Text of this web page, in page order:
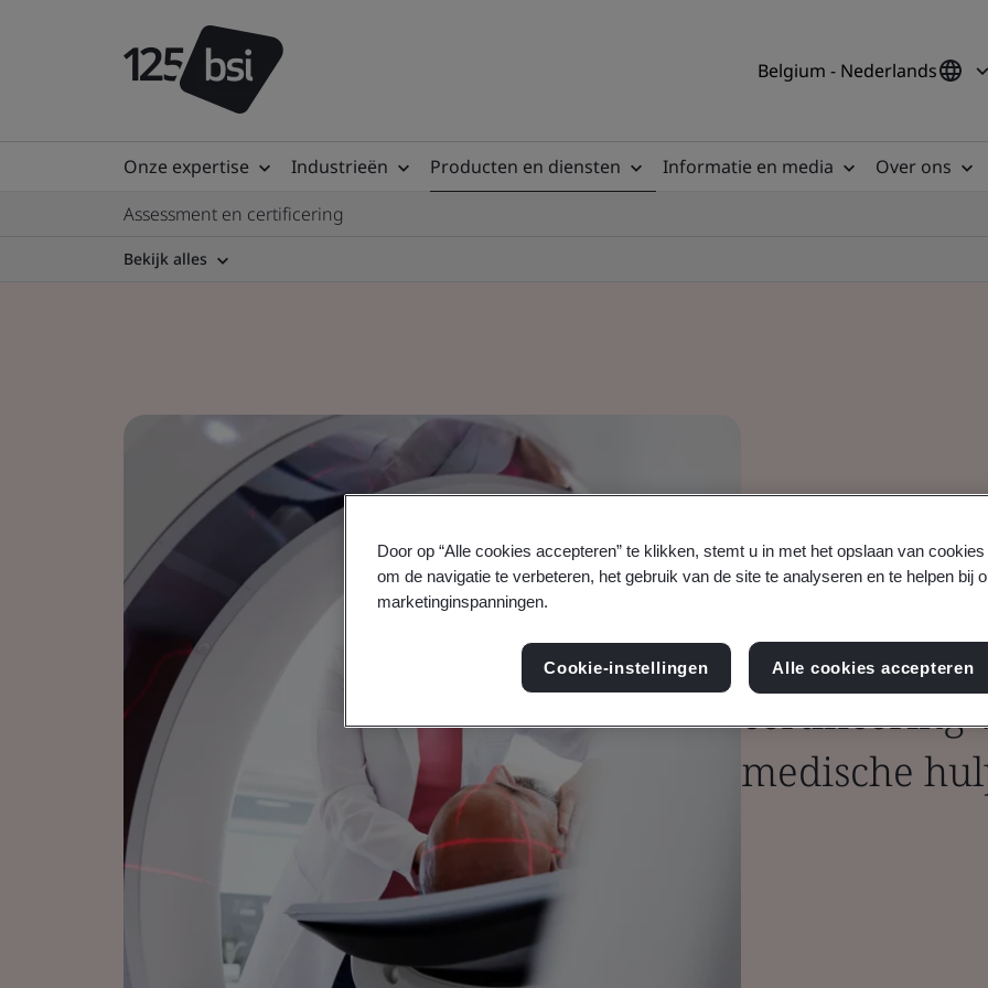
Belgium - Nederlands
Onze expertise Industrieën Producten en diensten Informatie en media
Over ons
Assessment en certificering
Bekijk alles
Elektrische
certificering
medische
Door op “Alle cookies accepteren” te klikken, stemt u in met het opslaan van
om de navigatie te verbeteren, het gebruik van de site te analyseren en te helpen bij
marketinginspanningen.
Cookie-instellingen Alle cookies accepteren